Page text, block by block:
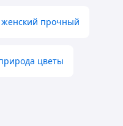
женский прочный
цветы